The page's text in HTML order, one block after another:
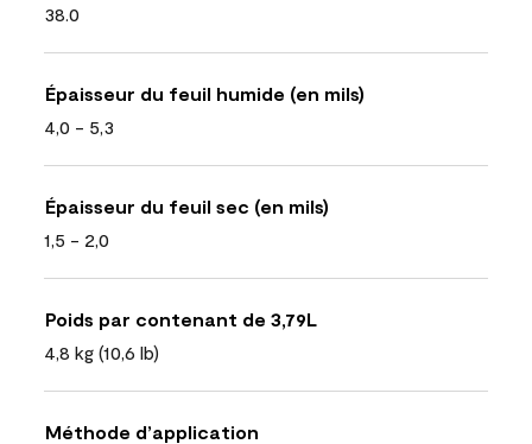
38.0
Épaisseur du feuil humide (en mils)
4,0 - 5,3
Épaisseur du feuil sec (en mils)
1,5 - 2,0
Poids par contenant de 3,79L
4,8 kg (10,6 lb)
Méthode d’application